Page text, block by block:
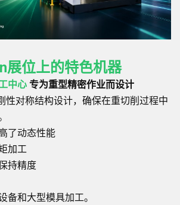
展位上的特色机器
中心 专为重型精密作业而设计
性对称结构设计，确保在重切削过程中
了动态性能
加工
持精度
备和大型模具加工。